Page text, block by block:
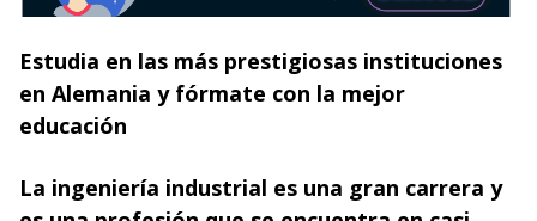
Estudia en las más prestigiosas instituciones
en Alemania y fórmate con la mejor
educación
La ingeniería industrial es una gran carrera y